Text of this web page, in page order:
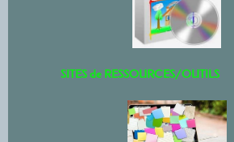
SITES de RESSOURCES/OUTILS